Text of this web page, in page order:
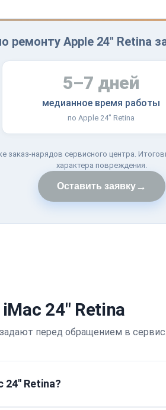
ремонту Apple 24" Retina
5–7 дней
медианное время работы
по Apple 24" Retina
заказ-нарядов сервисного центра.
характера повреждения.
Оставить заявку→
24" Retina
перед обращением в сервис.
24" Retina?